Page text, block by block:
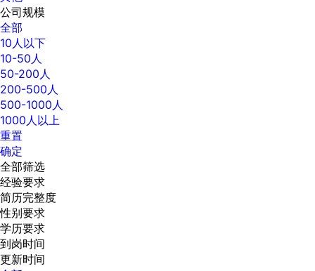
公司规模
全部
10人以下
10-50人
50-200人
200-500人
500-1000人
1000人以上
重置
确定
全部筛选
经验要求
简历完整度
性别要求
学历要求
到岗时间
更新时间